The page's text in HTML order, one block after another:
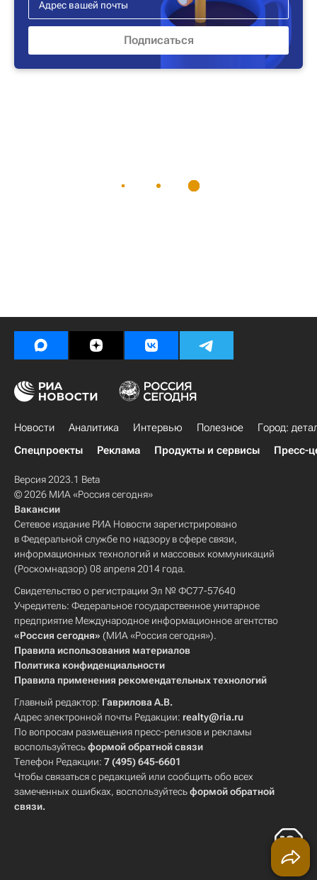
Новости Аналитика Интервью Полезное
Город:
Спецпроекты
Реклама Продукты и сервисы Пресс-
Версия 2023.1 Beta
© 2026 МИА «Россия сегодня»
Вакансии
Сетевое издание РИА Новости зарегистрировано
в Федеральной службе по надзору в сфере связи,
информационных технологий и массовых коммуникаций
(Роскомнадзор) 08 апреля 2014 года.
Свидетельство о регистрации Эл № ФС77-57640
Учредитель: Федеральное государственное унитарное
предприятие Международное информационное агентство
«Россия сегодня» (МИА «Россия сегодня»).
Правила использования материалов
Политика конфиденциальности
Правила применения рекомендательных технологий
Главный редактор: Гаврилова А.В.
Адрес электронной почты Редакции: realty@ria.ru
По вопросам размещения пресс-релизов и рекламы
воспользуйтесьформой обратной связи
Телефон Редакции: 7 (495) 645-6601
Чтобы связаться с редакцией или сообщить обо всех
замеченных ошибках, воспользуйтесьформой обратной
связи.